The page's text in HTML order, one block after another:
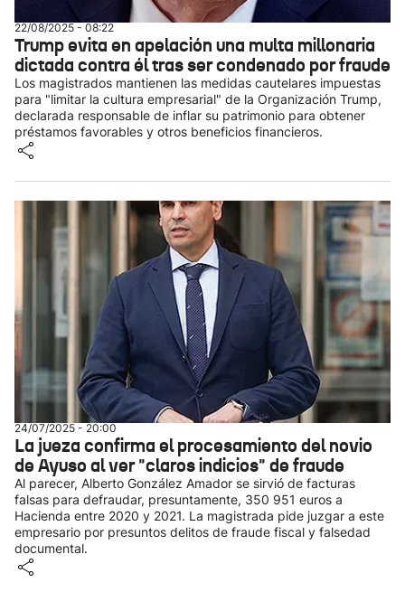
22/08/2025 - 08:22
Trump evita en apelación una multa millonaria
dictada contra él tras ser condenado por fraude
Los magistrados mantienen las medidas cautelares impuestas
para "limitar la cultura empresarial" de la Organización Trump,
declarada responsable de inflar su patrimonio para obtener
préstamos favorables y otros beneficios financieros.
24/07/2025 - 20:00
La jueza confirma el procesamiento del novio
de Ayuso al ver "claros indicios" de fraude
Al parecer, Alberto González Amador se sirvió de facturas
falsas para defraudar, presuntamente, 350 951 euros a
Hacienda entre 2020 y 2021. La magistrada pide juzgar a este
empresario por presuntos delitos de fraude fiscal y falsedad
documental.